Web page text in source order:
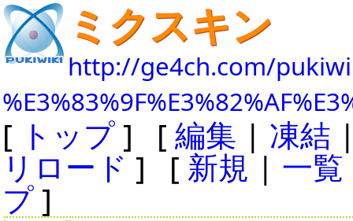
ミクスキン
http://ge4ch.com/
[ トップ ] [編集 | 凍結
リロード ] [ 新規| 一覧
プ ]